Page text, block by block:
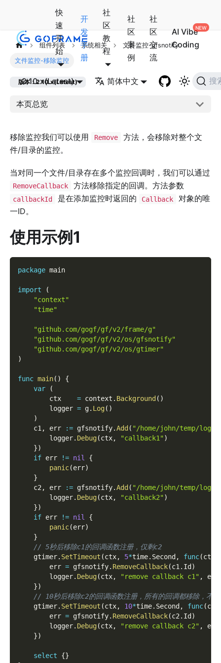
快
速
开
始
开
发
手
册
社
区
教
程
社
区
案
例
社
区
交
流
AI Vibe
Coding
2.10.x(Latest) 简体中文 搜
组件列表 系统相关 文件监控-gfsnotify
文件监控-移除监控
版本：2.10.x(Latest)
本页总览
移除监控我们可以使用 Remove
方法，会移除对整个文
件/目录的监控。
当对同一个文件/目录存在多个监控回调时，我们可以通过
RemoveCallback 方法移除指定的回调。方法参数
callbackId 是在添加监控时返回的 Callback
对象的唯
一ID。
使用示例1
package main
import
(
"context"
"time"
"github.com/gogf/gf/v2/frame/g"
"github.com/gogf/gf/v2/os/gfsnotify"
"github.com/gogf/gf/v2/os/gtimer"
)
func main( )
{
var
(
        ctx
= context . Background ( )
        logger
= g. Log( )
)
    c1
, err := gfsnotify.Add ( "/home/john/temp/log"
        logger
. Debug(ctx, "callback1")
})
if err != nil
{
panic(err)
}
    c2
, err := gfsnotify.Add ( "/home/john/temp/log"
        logger
. Debug(ctx, "callback2")
})
if err != nil
{
panic(err)
}
// 5秒后移除c1的回调函数注册，仅剩c2
    gtimer
. SetTimeout (ctx, 5*time. Second , func(ctx
        err
= gfsnotify. RemoveCallback(c1. Id )
        logger
. Debug(ctx, "remove callback c1" , err
})
// 10秒后移除c2的回调函数注册，所有的回调都移除，不
    gtimer
. SetTimeout (ctx, 10*time. Second , func(ctx
        err
= gfsnotify. RemoveCallback(c2. Id )
        logger
. Debug(ctx, "remove callback c2" , err
})
select {}